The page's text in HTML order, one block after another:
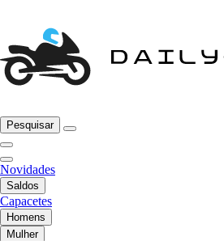
Pesquisar
Novidades
Saldos
Capacetes
Homens
Mulher